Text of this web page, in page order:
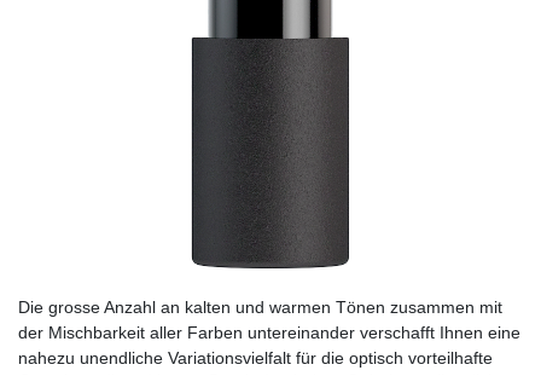
Die grosse Anzahl an kalten und warmen Tönen zusammen mit
der Mischbarkeit aller Farben untereinander verschafft Ihnen eine
nahezu unendliche Variationsvielfalt für die optisch vorteilhafte